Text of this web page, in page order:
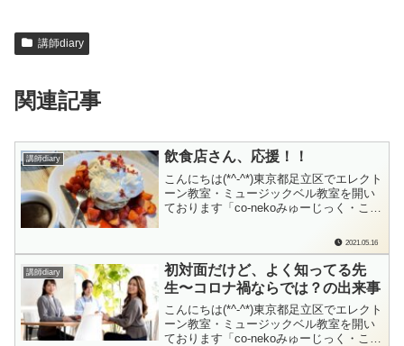
講師diary
関連記事
講師diary 飲食店さん、応援！！
こんにちは(*^-^*)東京都足立区でエレクト
ーン教室・ミュージックベル教室を開い
ております「co-nekoみゅーじっく・こね
す。音楽教室も広い意味で考えると「音
楽業界」だったりします。昨年のコロナ
ウイルスが大騒ぎになったころ、一斉に
音楽業界の自粛が始まりました。そ...
2021.05.16
講師diary
初対面だけど、よく知ってる先
生〜コロナ禍ならでは？の出来事
こんにちは(*^-^*)東京都足立区でエレクト
ーン教室・ミュージックベル教室を開い
ております「co-nekoみゅーじっく・こね